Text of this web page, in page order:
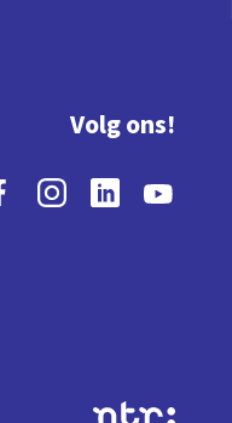
Volg ons!